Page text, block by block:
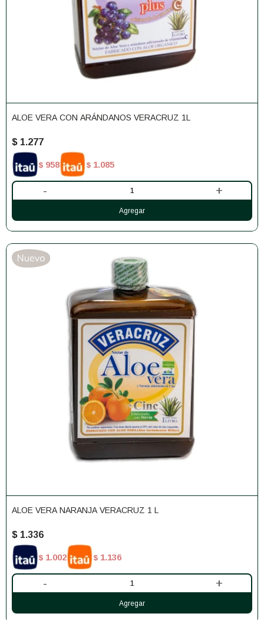
ALOE VERA CON ARÁNDANOS VERACRUZ 1L
$ 1.277
$ 958 $ 1.085
- +
ALOE VERA NARANJA VERACRUZ 1 L
$ 1.336
$ 1.002 $ 1.136
- +